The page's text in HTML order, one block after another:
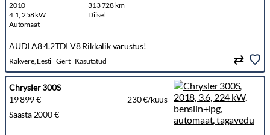
2010
313 728 km
4.1, 258 kW
Diisel
Automaat
AUDI A8 4.2TDI V8 Rikkalik varustus!
Rakvere, Eesti Gert Kasutatud
Chrysler 300S
19 899 €
230 €/kuus
Säästa 2000 €